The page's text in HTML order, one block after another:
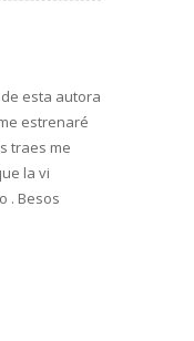
esta autora
estrenaré
traes me
la vi
. Besos